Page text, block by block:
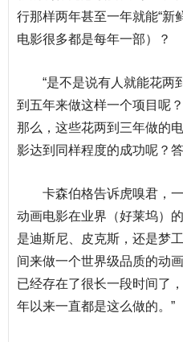
行那样两年甚至一年就能“新
电影很多都是每年一部）？
“是不是说有人就能花两
到五年来做这样一个项目呢
那么，这些花两到三年做的
影达到同样程度的成功呢？
卡森伯格告诉虎嗅君，
动画电影在业界（好莱坞）
是迪斯尼、皮克斯，还是梦
间来做一个世界级品质的动
已经存在了很长一段时间了
年以来一直都是这么做的。”